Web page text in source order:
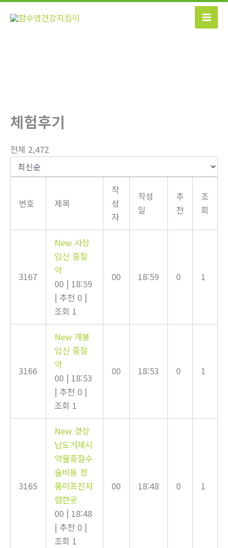
콘
체험후기
전체 2,472
번호 제목
작
성
자
작성
일
추
천
조
회
3167
New 사상
임신 중절
약
00 | 18:59
| 추천 0 |
조회 1
00 18:59 0 1
3166
New 개봉
임신 중절
약
00 | 18:53
| 추천 0 |
조회 1
00 18:53 0 1
3165
New 경상
남도거제시
약물중절수
술비용 정
품미프진저
렴한곳
00 | 18:48
| 추천 0 |
조회 1
00 18:48 0 1